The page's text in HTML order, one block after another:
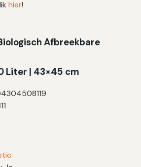
hier!
iologisch Afbreekbare
Liter | 43×45 cm